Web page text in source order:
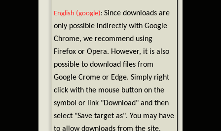
English (google): Since downloads are
only possible indirectly with Google
Chrome, we recommend using
Firefox or Opera. However, it is also
possible to download files from
Google Crome or Edge. Simply right
click with the mouse button on the
symbol or link "Download" and then
select "Save target as". You may have
to allow downloads from the site.